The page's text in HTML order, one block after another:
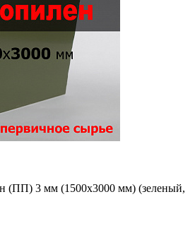
(ПП) 3 мм (1500х3000 мм) (зеленый,